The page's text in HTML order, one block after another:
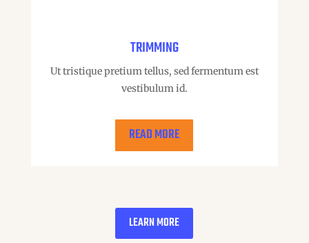
TRIMMING
Ut tristique pretium tellus, sed fermentum est
vestibulum id.
READ MORE
LEARN MORE